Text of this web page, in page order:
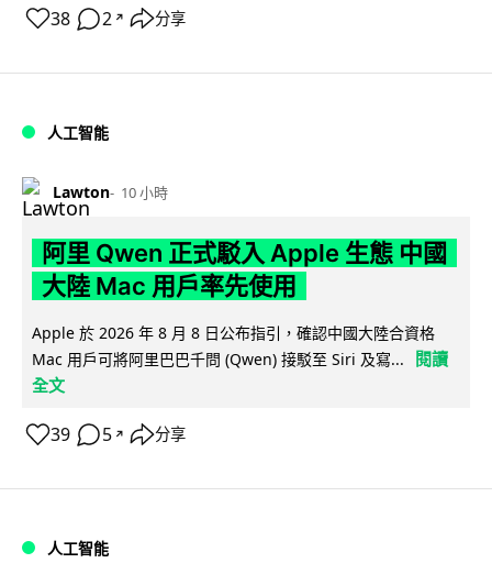
38 2 ↗ 分享
人工智能
Lawton 10 小時
阿里 Qwen 正式駁入 Apple 生態 中國
大陸 Mac 用戶率先使用
Apple 於 2026 年 8 月 8 日公布指引，確認中國大陸合資格
Mac 用戶可將阿里巴巴千問 (Qwen) 接駁至 Siri 及寫...
閱讀
全文
39 5 ↗ 分享
人工智能